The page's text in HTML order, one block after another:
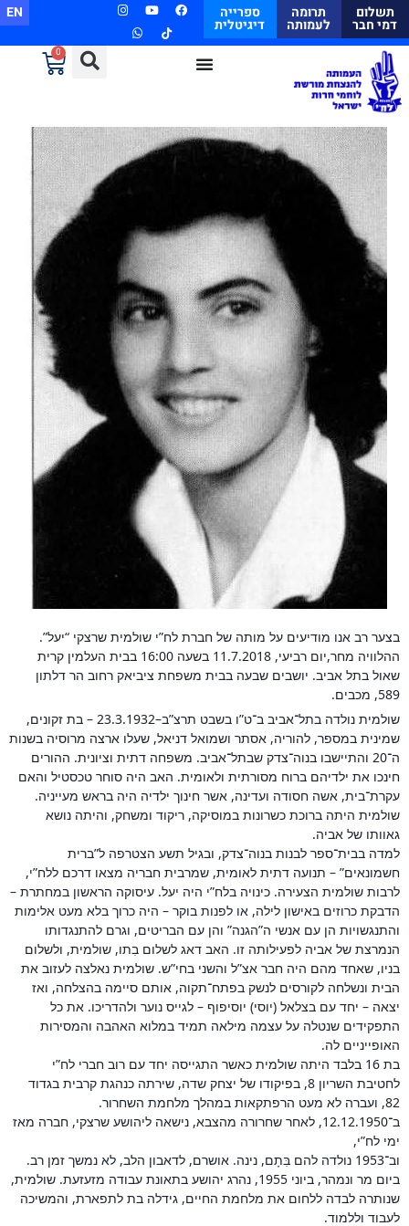
תשלום
דמי חבר
תרומה
לעמותה
ספרייה
דיגיטלית
EN
0
בצער רב אנו מודיעים על מותה של חברת לח”י שולמית שרצקי “יעל”.
ההלוויה מחר,יום רביעי, 11.7.2018 בשעה 16:00 בבית העלמין קרית
שאול בתל אביב. יושבים שבעה בבית משפחת ציביאק רחוב הר דלתון
589, מכבים.
שולמית נולדה בתל־אביב ב־ט”ו בשבט תרצ”ב–23.3.1932 – בת זקונים,
שמינית במספר, להוריה, אסתר ושמואל דניאל, שעלו ארצה מרוסיה בשנות
ה־20 והתיישבו בנוה־צדק שבתל־אביב. משפחה דתית וציונית. ההורים
חינכו את ילדיהם ברוח מסורתית ולאומית. האב היה סוחר טכסטיל והאם
עקרת־בית, אשה חסודה ועדינה, אשר חינוך ילדיה היה בראש מעייניה.
שולמית היתה ברוכת כשרונות במוסיקה, ריקוד ומשחק, והיתה נושא
גאוותו של אביה.
למדה בבית־ספר לבנות בנוה־צדק, ובגיל תשע הצטרפה ל”ברית
חשמונאים” – תנועה דתית לאומית, שמרבית חבריה מצאו דרכם ללח”י,
לרבות שולמית הצעירה. כינויה בלח”י היה יעל. עיסוקה הראשון במחתרת –
הדבקת כרוזים באישון לילה, או לפנות בוקר – היה כרוך בלא מעט אלימות
והתנגשויות הן עם אנשי ה”הגנה” והן עם הבריטים, וגרם להתנגדותו
הנמרצת של אביה לפעילותה זו. האב דאג לשלום בִתו, שולמית, ולשלום
בניו, שאחד מהם היה חבר אצ”ל והשני בחי”ש. שולמית נאלצה לעזוב את
הבית ונשלחה לקורסים לנשק בפתח־תקוה, אותם סיימה בהצלחה, ואז
יצאה – יחד עם בצלאל (יוסי) יוסיפוף – לגייס נוער ולהדריכו. את כל
התפקידים שנטלה על עצמה מילאה תמיד במלוא האהבה והמסירות
האופייניים לה.
בת 16 בלבד היתה שולמית כאשר התגייסה יחד עם רוב חברי לח”י
לחטיבת השריון 8, בפיקודו של יצחק שדה, שירתה כנהגת קרבית בגדוד
82, ועברה לא מעט הרפתקאות במהלך מלחמת השחרור.
ב־12.12.1950, לאחר שחרורה מהצבא, נישאה ליהושע שרצקי, חברה מאז
ימי לח”י,
וב־1953 נולדה להם בִּתָם, נינה. אושרם, לדאבון הלב, לא נמשך זמן רב.
ביום מר ונמהר, ביוני 1955, נהרג יהושע בתאונת עבודה מזעזעת. שולמית,
שנותרה לבדה ללחום את מלחמת החיים, גידלה בת לתפארת, והמשיכה
לעבוד וללמוד.